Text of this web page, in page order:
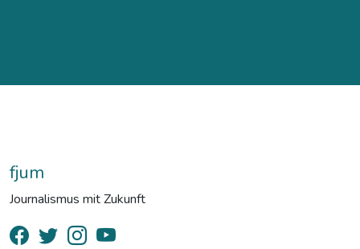
fjum
Journalismus mit Zukunft